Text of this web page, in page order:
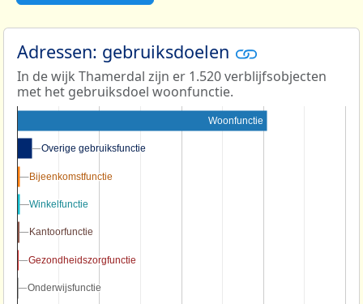
Adressen: gebruiksdoelen
In de wijk Thamerdal zijn er 1.520 verblijfsobjecten
met het gebruiksdoel woonfunctie.
Woonfunctie
Overige gebruiksfunctie
Overige gebruiksfunctie
Bijeenkomstfunctie
Bijeenkomstfunctie
Winkelfunctie
Winkelfunctie
Kantoorfunctie
Kantoorfunctie
Gezondheidszorgfunctie
Gezondheidszorgfunctie
Onderwijsfunctie
Onderwijsfunctie